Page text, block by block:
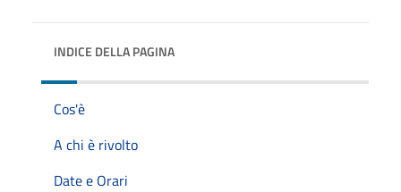
INDICE DELLA PAGINA
Cos'è
A chi è rivolto
Date e Orari